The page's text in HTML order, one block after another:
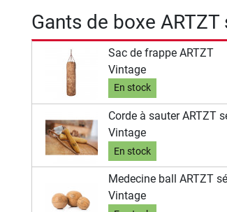
Gants de boxe
Sac de frappe ARTZT
Vintage
En stock
Corde à sauter ARTZT
Vintage
En stock
Medecine ball ARTZT
Vintage